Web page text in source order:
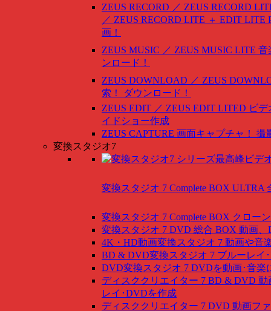
ZEUS RECORD ／ ZEUS RECORD
／ ZEUS RECORD LITE ＋ EDIT LITE
画！
ZEUS MUSIC ／ ZEUS MUSIC LITE 音
ンロード！
ZEUS DOWNLOAD ／ ZEUS
索！ ダウンロード！
ZEUS EDIT ／ ZEUS EDIT LITED ビ
イドショー作成
ZEUS CAPTURE 画面キャプチャ！ 撮
変換スタジオ7
変換スタジオ 7 Complete BOX ULTRA
変換スタジオ 7 Complete BOX クロー
変換スタジオ 7 DVD 総合 BOX 動画、
4K・HD動画変換スタジオ 7 動画や音
BD & DVD変換スタジオ 7 ブルーレイ
DVD変換スタジオ 7 DVDを動画･音楽
ディスククリエイター 7 BD & DVD 動
レイ･DVDを作成
ディスククリエイター 7 DVD 動画フ